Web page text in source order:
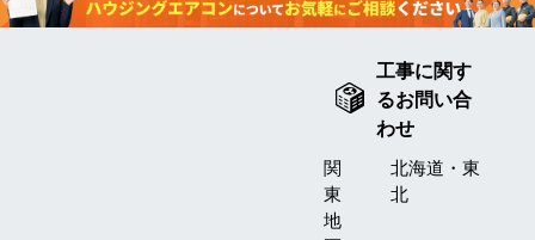
工事に関す
るお問い合
わせ
関
東
地
北海道・東
北